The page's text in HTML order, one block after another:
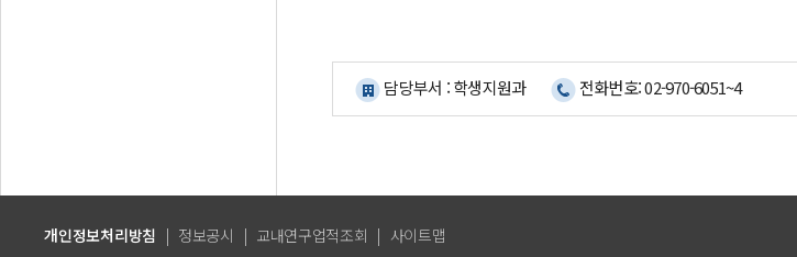
담당부서 : 학생지원과 전화번호: 02-970-6051~4
개인정보처리방침 | 정보공시 | 교내연구업적조회 | 사이트맵